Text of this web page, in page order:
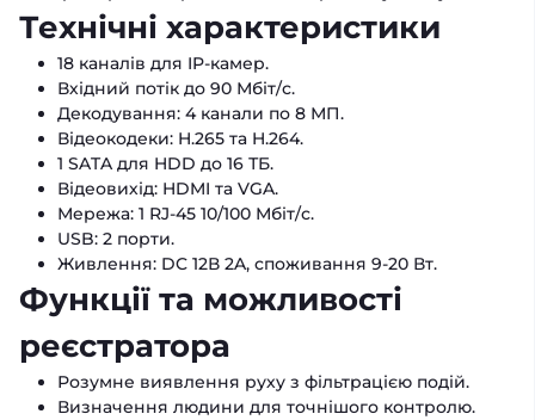
Технічні характеристики
18 каналів для IP-камер.
Вхідний потік до 90 Мбіт/с.
Декодування: 4 канали по 8 МП.
Відеокодеки: H.265 та H.264.
1 SATA для HDD до 16 ТБ.
Відеовихід: HDMI та VGA.
Мережа: 1 RJ-45 10/100 Мбіт/с.
USB: 2 порти.
Живлення: DC 12В 2A, споживання 9-20 Вт.
Функції та можливості
реєстратора
Розумне виявлення руху з фільтрацією подій.
Визначення людини для точнішого контролю.